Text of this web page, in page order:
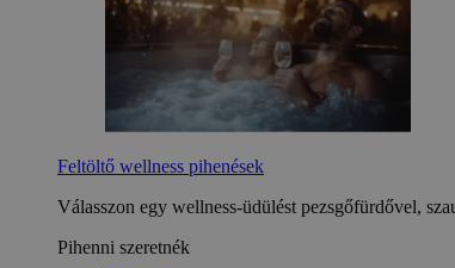
Feltöltő wellness pihenések
Válasszon egy wellness-üdülést pezsgőfürdővel,
Pihenni szeretnék